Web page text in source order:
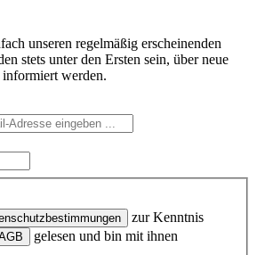
unseren regelmäßig erscheinenden
stets unter den Ersten sein, über neue
werden.
zur Kenntnis
gelesen und bin mit ihnen